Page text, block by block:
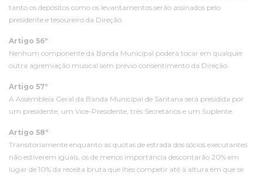
tanto os depósitos como os levantamentos serão assinados pelo
presidente e tesoureiro da Direção.
Artigo 56º
Nenhum componente da Banda Municipal poderá tocar em qualquer
outra agremiação musical sem prévio consentimento da Direção.
Artigo 57º
A Assembleia Geral da Banda Municipal de Santana será presidida por
um presidente, um Vice-Presidente, três Secretários e um Suplente.
Artigo 58º
Transitoriamente enquanto as quotas de estrada dos sócios executantes
não estiverem iguais, os de menos importância descontarão 20% em
lugar de 10% da receita bruta que lhes competir até à altura em que se